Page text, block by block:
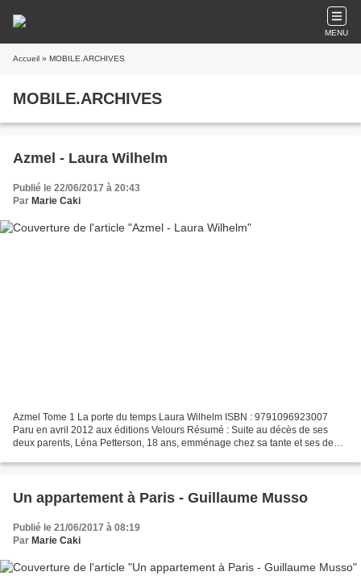
MENU
Accueil » MOBILE.ARCHIVES
MOBILE.ARCHIVES
Azmel - Laura Wilhelm
Publié le 22/06/2017 à 20:43
Par Marie Caki
Azmel Tome 1 La porte du temps Laura Wilhelm ISBN : 9791096923007
Paru en avril 2012 aux éditions Velours Résumé : Suite au décès de ses
deux parents, Léna Petterson, 18 ans, emménage chez sa tante et ses deux
Un appartement à Paris - Guillaume Musso
Publié le 21/06/2017 à 08:19
Par Marie Caki